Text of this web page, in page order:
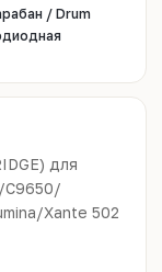
/ Drum
для
C9650/
Xante 502